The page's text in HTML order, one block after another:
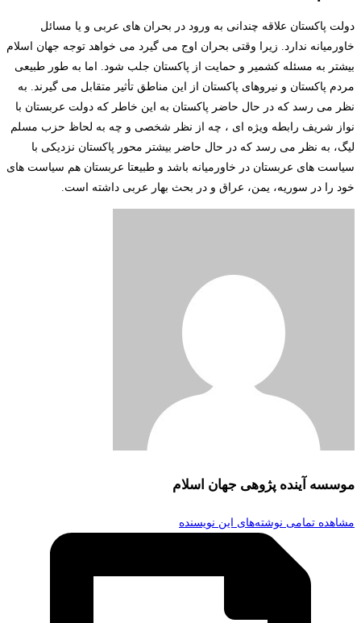
دولت پاکستان علاقه چندانی به ورود در بحران های عربی و یا مسائل
خاورمیانه ندارد. زیرا وقتی بحران اوج می گیرد می خواهد توجه جهان اسلام
بیشتر به مسئله کشمیر و حمایت از پاکستان جلب شود. اما به طور طبیعی
مردم پاکستان و نیروهای پاکستان از این مناطق تأثیر متقابل می گیرند. به
نظر می رسد که در حال حاضر پاکستان به این خاطر که دولت عربستان با
نواز شریف رابطه ویژه ای ، چه از نظر شخصی و چه به لحاظ حزب مسلم
لیگ، به نظر می رسد که در حال حاضر بیشتر محور پاکستان نزدیکی با
سیاست های عربستان در خاورمیانه باشد و طبیعتا عربستان هم سیاست های
خود را در سوریه، یمن، عراق و در بحث بهار عربی داشته است.
موسسه آینده پژوهی جهان اسلام
مشاهده تمامی نوشته‌های این نویسنده